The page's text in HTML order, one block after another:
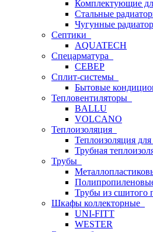
Комплектующие
Стальные
Чугунные
Септики
AQUATECH
Спецарматура
СЕВЕР
Сплит-системы
Бытовые
Тепловентиляторы
BALLU
VOLCANO
Теплоизоляция
Теплоизоляция
Трубная
Трубы
Трубы из сшитого
Шкафы коллекторные
UNI-FITT
WESTER